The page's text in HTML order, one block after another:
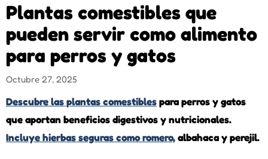
Plantas comestibles que
pueden servir como alimento
para perros y gatos
Octubre 27, 2025
Descubre las plantas comestiblespara perros y gatos
que aportan beneficios digestivos y nutricionales.
Incluye hierbas seguras como romero,albahaca y perejil.